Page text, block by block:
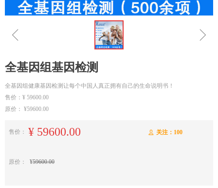
ꁆ ꁇ
全基因组基因检测
全基因组健康基因检测让每个中国人真正拥有自己的生命说明书！
售价：¥ 59600.00
原价： ¥59600.00
售价： ¥ 59600.00
原价： ¥59600.00
ꄑ 关注： 100